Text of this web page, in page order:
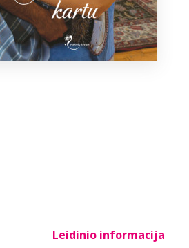
Leidinio informacija